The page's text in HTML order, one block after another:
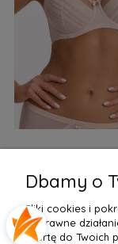
155,99 zł
Do Koszyka »
Dbamy o
Pliki cookies i
poprawne
ofertę do Twoich